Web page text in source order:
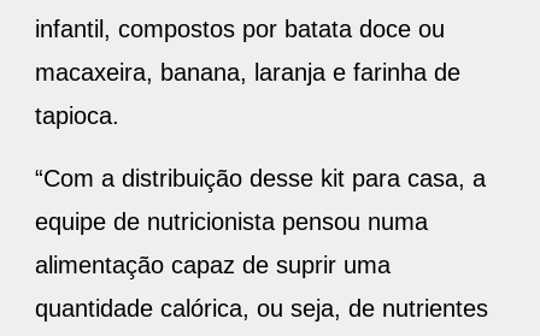
infantil, compostos por batata doce ou
macaxeira, banana, laranja e farinha de
tapioca.
“Com a distribuição desse kit para casa, a
equipe de nutricionista pensou numa
alimentação capaz de suprir uma
quantidade calórica, ou seja, de nutrientes